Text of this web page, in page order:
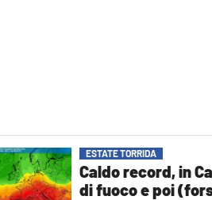
ESTATE TORRIDA
Caldo record, in
di fuoco e poi